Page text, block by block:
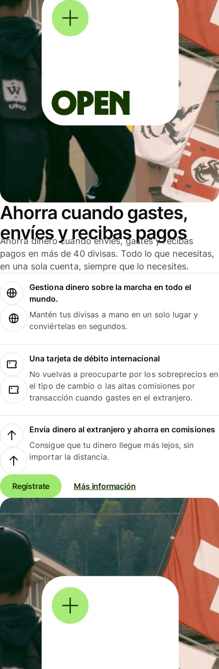
Ahorra cuando gastes,
envíes y recibas pagos
Ahorra dinero cuando envíes, gastes y recibas
pagos en más de 40 divisas. Todo lo que necesitas,
en una sola cuenta, siempre que lo necesites.
Gestiona dinero sobre la marcha en todo el
mundo.
Mantén tus divisas a mano en un solo lugar y
conviértelas en segundos.
Una tarjeta de débito internacional
No vuelvas a preocuparte por los sobreprecios en
el tipo de cambio o las altas comisiones por
transacción cuando gastes en el extranjero.
Envía dinero al extranjero y ahorra en comisiones
Consigue que tu dinero llegue más lejos, sin
importar la distancia.
Regístrate Más información